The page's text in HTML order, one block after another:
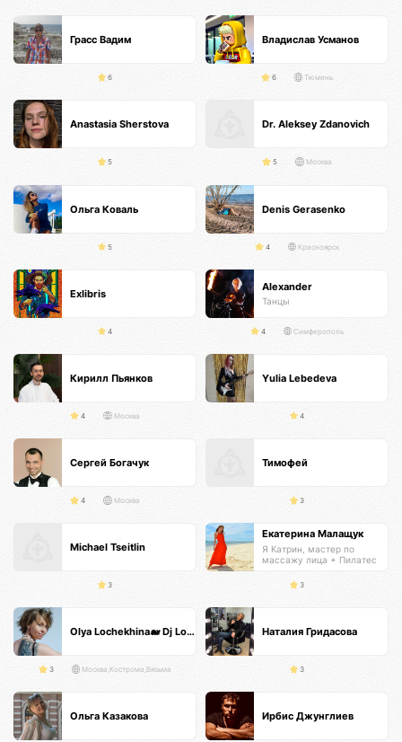
Грасс Вадим
6
Владислав Усманов
6 Тюмень
Anastasia Sherstova
5
Dr. Aleksey Zdanovich
5 Москва
Ольга Коваль
5
Denis Gerasenko
4 Красноярск
Exlibris
4
Alexander
Танцы
4 Симферополь
Кирилл Пьянков
4 Москва
Yulia Lebedeva
4
Сергей Богачук
4 Москва
Тимофей
3
Michael Tseitlin
3
Екатерина Малащук
Я Катрин, мастер по
массажу лица + Пилатес
3
Olya Lochekhina🐋 Dj Loya
3 Москва,Кострома,Вязьма
Наталия Гридасова
3
Ольга Казакова Ирбис Джунглиев